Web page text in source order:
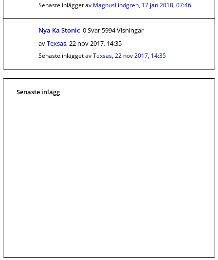
Senaste inlägget av MagnusLindgren, 17 jan 2018, 07:46
Nya Ka Stonic 0 Svar 5994 Visningar
avTexsas,22 nov 2017, 14:35
Senaste inlägget avTexsas, 22 nov 2017, 14:35
Senaste inlägg